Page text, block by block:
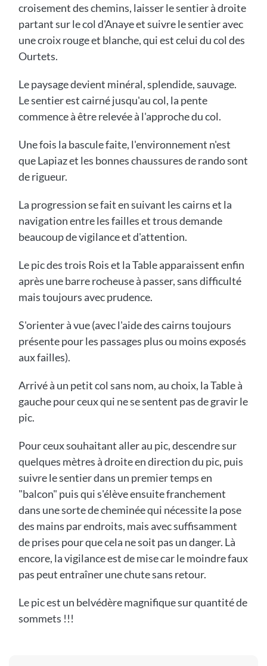
croisement des chemins, laisser le sentier à droite
partant sur le col d'Anaye et suivre le sentier avec
une croix rouge et blanche, qui est celui du col des
Ourtets.
Le paysage devient minéral, splendide, sauvage.
Le sentier est cairné jusqu'au col, la pente
commence à être relevée à l'approche du col.
Une fois la bascule faite, l'environnement n'est
que Lapiaz et les bonnes chaussures de rando sont
de rigueur.
La progression se fait en suivant les cairns et la
navigation entre les failles et trous demande
beaucoup de vigilance et d'attention.
Le pic des trois Rois et la Table apparaissent enfin
après une barre rocheuse à passer, sans difficulté
mais toujours avec prudence.
S'orienter à vue (avec l'aide des cairns toujours
présente pour les passages plus ou moins exposés
aux failles).
Arrivé à un petit col sans nom, au choix, la Table à
gauche pour ceux qui ne se sentent pas de gravir le
pic.
Pour ceux souhaitant aller au pic, descendre sur
quelques mètres à droite en direction du pic, puis
suivre le sentier dans un premier temps en
"balcon" puis qui s'élève ensuite franchement
dans une sorte de cheminée qui nécessite la pose
des mains par endroits, mais avec suffisamment
de prises pour que cela ne soit pas un danger. Là
encore, la vigilance est de mise car le moindre faux
pas peut entraîner une chute sans retour.
Le pic est un belvédère magnifique sur quantité de
sommets !!!